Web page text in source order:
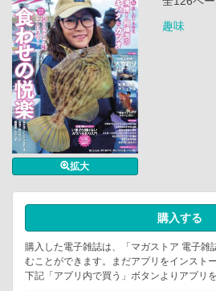
拡大
趣味
購入する
購入した電子雑誌は、「マガストア 電子雑
むことができます。まだアプリをインスト
下記「アプリ内で買う」ボタンよりアプリ